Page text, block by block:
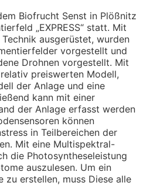
Biofrucht Senst in Plößnitz
„EXPRESS“ statt. Mit
ausgerüstet, wurden
vorgestellt und
Drohnen vorgestellt. Mit
preiswerten Modell,
der Anlage und eine
kann mit einer
der Anlage erfasst werden
können
in Teilbereichen der
Mit eine Multispektral-
die Photosyntheseleistung
auszulesen. Um ein
zu erstellen, muss Diese alle